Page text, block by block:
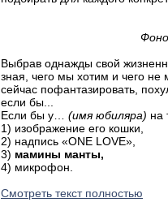
Выбрав однажды свой
зная, чего мы хотим и чего
сейчас пофантазировать,
если бы...
Если бы у… (имя юбиляра) на
1) изображение его кошки,
2) надпись «ONE LOVE»,
3) мамины манты,
4) микрофон.
Смотреть текст полностью